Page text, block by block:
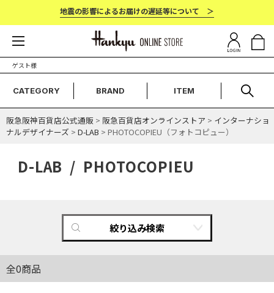
地震の影響によるお届けの遅延等について ＞
ゲスト様
CATEGORY BRAND ITEM
阪急阪神百貨店公式通販 > 阪急百貨店オンラインストア > インターナショ
ナルデザイナーズ > D-LAB > PHOTOCOPIEU（フォトコピュー）
D-LAB / PHOTOCOPIEU
絞り込み検索
全0商品